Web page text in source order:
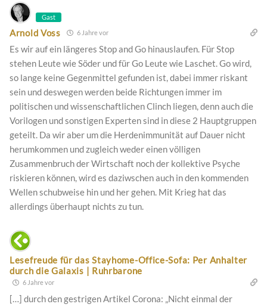
Gast
Arnold Voss 6 Jahre vor
Es wir auf ein längeres Stop and Go hinauslaufen. Für Stop
stehen Leute wie Söder und für Go Leute wie Laschet. Go wird,
so lange keine Gegenmittel gefunden ist, dabei immer riskant
sein und deswegen werden beide Richtungen immer im
politischen und wissenschaftlichen Clinch liegen, denn auch die
Vorilogen und sonstigen Experten sind in diese 2 Hauptgruppen
geteilt. Da wir aber um die Herdenimmunität auf Dauer nicht
herumkommen und zugleich weder einen völligen
Zusammenbruch der Wirtschaft noch der kollektive Psyche
riskieren können, wird es daziwschen auch in den kommenden
Wellen schubweise hin und her gehen. Mit Krieg hat das
allerdings überhaupt nichts zu tun.
Lesefreude für das Stayhome-Office-Sofa: Per Anhalter
durch die Galaxis | Ruhrbarone
6 Jahre vor
[…] durch den gestrigen Artikel Corona: „Nicht einmal der